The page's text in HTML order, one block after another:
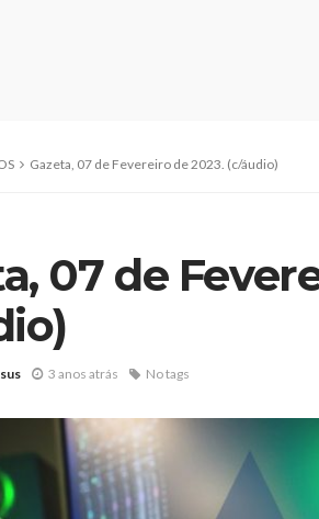
Gazeta, 07 de Fevereiro de 2023. (c/áudio)
07 de
3 anos atrás No tags